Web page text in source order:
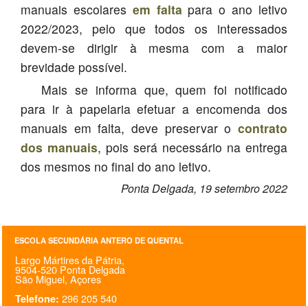
SASE
Clubes Escolares
Matrículas
FORma ESAQ
@parlamentodosjovens_esaq
@esaq.erasmus
ESCOLA
manuais escolares em falta para o ano letivo
2022/2023, pelo que todos os interessados
devem-se dirigir à mesma com a maior
brevidade possível.
Mais se informa que, quem foi notificado
para ir à papelaria efetuar a encomenda dos
manuais em falta, deve preservar o contrato
dos manuais, pois será necessário na entrega
dos mesmos no final do ano letivo.
Ponta Delgada, 19 setembro 2022
ESCOLA SECUNDÁRIA ANTERO DE QUENTAL
Largo Mártires da Pátria,
9504-520 Ponta Delgada
São Miguel, Açores
Telefone: 296 205 540